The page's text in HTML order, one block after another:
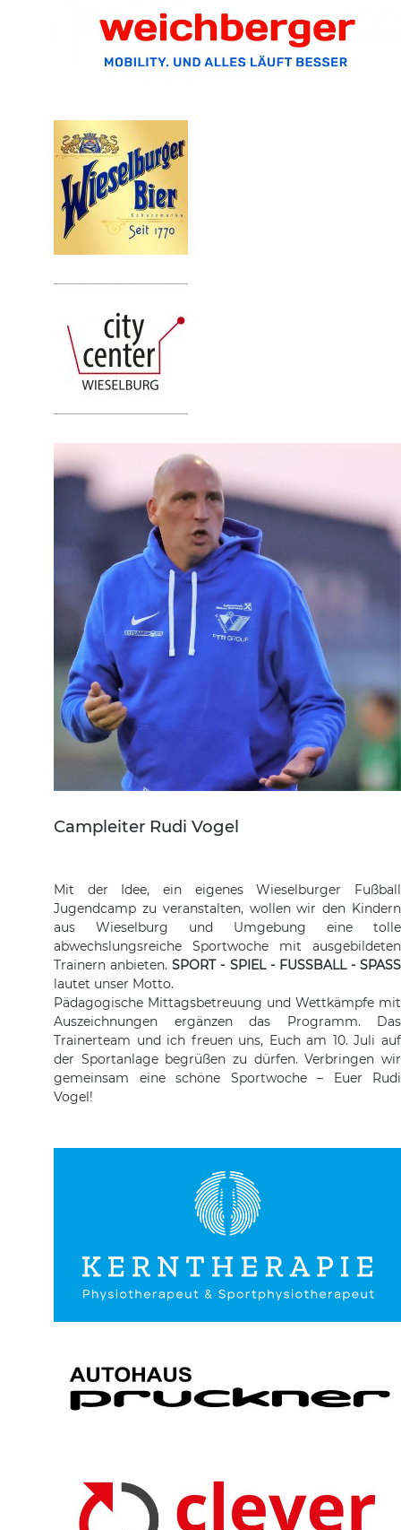
Campleiter Rudi Vogel
Mit der Idee, ein eigenes Wieselburger Fußball
Jugendcamp zu veranstalten, wollen wir den Kindern
aus Wieselburg und Umgebung eine tolle
abwechslungsreiche Sportwoche mit ausgebildeten
Trainern anbieten.SPORT - SPIEL - FUSSBALL - SPASS
lautet unser Motto.
Pädagogische Mittagsbetreuung und Wettkämpfe mit
Auszeichnungen ergänzen das Programm. Das
Trainerteam und ich freuen uns, Euch am 10. Juli auf
der Sportanlage begrüßen zu dürfen. Verbringen wir
gemeinsam eine schöne Sportwoche – Euer Rudi
Vogel!